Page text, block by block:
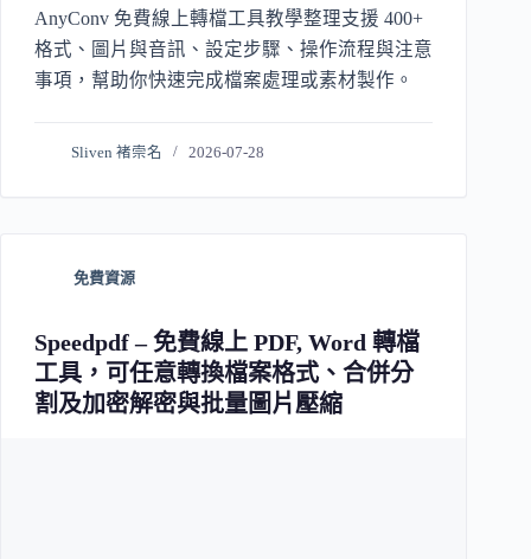
AnyConv 免費線上轉檔工具教學整理支援 400+
格式、圖片與音訊、設定步驟、操作流程與注意
事項，幫助你快速完成檔案處理或素材製作。
Sliven 褚崇名 2026-07-28
免費資源
Speedpdf – 免費線上 PDF, Word 轉檔
工具，可任意轉換檔案格式、合併分
割及加密解密與批量圖片壓縮